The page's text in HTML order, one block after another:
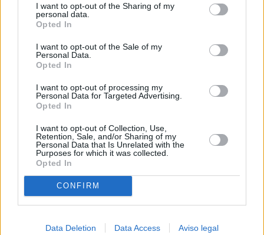
de su consentimiento, pero usted tiene el derecho de
rechazar tal procesamiento. Sus preferencias se aplicarán
cualquier momento entrando de nuevo en este sitio web o
visitando nuestra política de privacidad.
I want to opt-out of the Sharing of my
personal data.
Opted In
I want to opt-out of the Sale of my
Personal Data.
Opted In
I want to opt-out of processing my
Personal Data for Targeted Advertising.
Opted In
I want to opt-out of Collection, Use,
Retention, Sale, and/or Sharing of my
Personal Data that Is Unrelated with the
Purposes for which it was collected.
Opted In
CONFIRM
Data Deletion Data Access Aviso legal